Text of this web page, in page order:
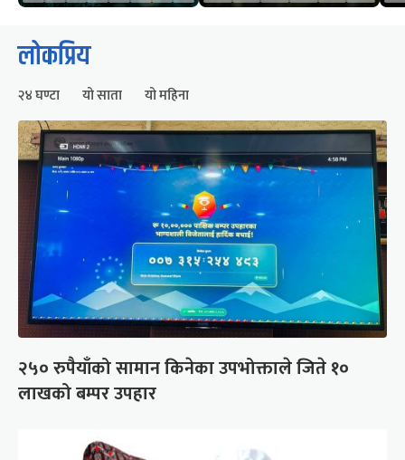
लोकप्रिय
२४ घण्टा यो साता यो महिना
२५० रुपैयाँको सामान किनेका उपभोक्ताले जिते १०
लाखको बम्पर उपहार